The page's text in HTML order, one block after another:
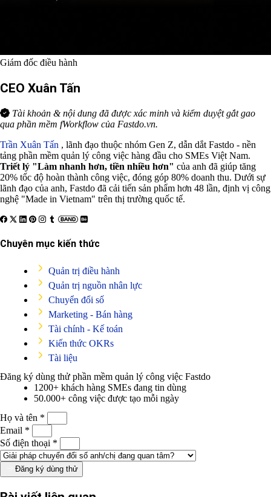
Giám đốc điều hành
CEO Xuân Tấn
Tài khoản & nội dung đã được xác minh và kiểm duyệt gắt gao
qua phần mềm fWorkflow của Fastdo.vn.
Trần Xuân Tấn , lãnh đạo thuộc nhóm Gen Z, dẫn dắt Fastdo - nền
tảng phần mềm quản lý công việc hàng đầu cho SMEs Việt Nam.
Triết lý "Làm nhanh hơn, tiền nhiều hơn" của anh đã giúp tăng
20% tốc độ hoàn thành công việc, đóng góp 80% doanh thu. Dưới sự
lãnh đạo của anh, Fastdo đã cải tiến sản phẩm hơn 48 lần, định vị công
nghệ "Made in Vietnam" trên thị trường quốc tế.
Chuyên mục kiến thức
Quản trị điều hành
Quản trị nguồn nhân lực
Chuyển đổi số
Marketing - Bán hàng
Tài chính - Kế toán
Kiến thức OKRs
Tài liệu
Đăng ký dùng thử phần mềm quản lý công việc Fastdo
1200+ khách hàng SMEs đang tin dùng
50.000+ công việc được tạo mỗi ngày
Họ và tên *
Email *
Số điện thoại *
Đăng ký dùng thử